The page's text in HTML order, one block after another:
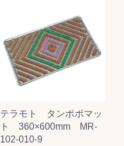
テラモト タンポポマッ
ト 360×600mm MR-
102-010-9